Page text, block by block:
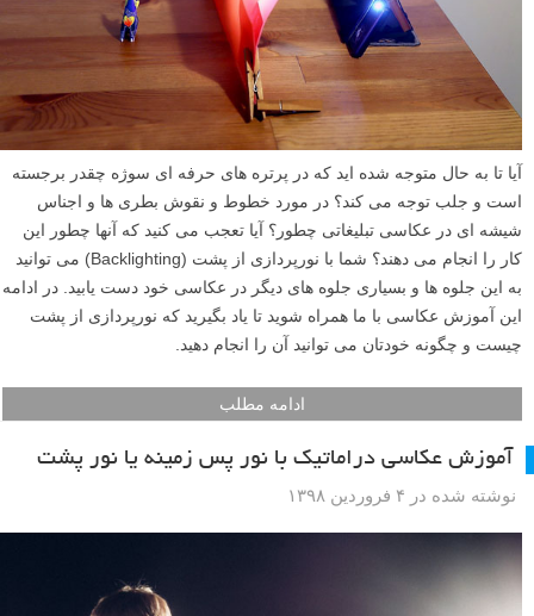
آیا تا به حال متوجه شده اید که در پرتره های حرفه ای سوژه چقدر برجسته
است و جلب توجه می کند؟ در مورد خطوط و نقوش بطری ها و اجناس
شیشه ای در عکاسی تبلیغاتی چطور؟ آیا تعجب می کنید که آنها چطور این
کار را انجام می دهند؟ شما با نورپردازی از پشت (Backlighting) می توانید
به این جلوه ها و بسیاری جلوه های دیگر در عکاسی خود دست یابید. در ادامه
این آموزش عکاسی با ما همراه شوید تا یاد بگیرید که نورپردازی از پشت
چیست و چگونه خودتان می توانید آن را انجام دهید.
ادامه مطلب
آموزش عکاسی دراماتیک با نور پس زمینه یا نور پشت
نوشته شده در ۴ فروردین ۱۳۹۸